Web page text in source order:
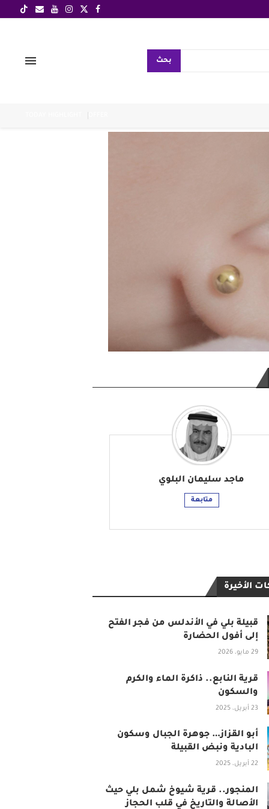
بحث
ماجد سليمان البلوي
متابعة
الأخيرة
قبيلة بلي في الأندلس من فجر الفتح
إلى أفول الحضارة
29 مايو، 2026
قرية النابع.. ذاكرة الماء والكرم
والسكون
23 أبريل، 2025
أبو القزاز… جوهرة الجبال وسكون
البادية ونبض القبيلة
22 أبريل، 2025
المنجور.. قرية شيوخ شمل بلي حيث
الأصالة والتاريخ في قلب الحجاز